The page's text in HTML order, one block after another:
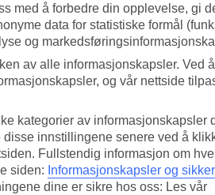
med å forbedre din opplevelse, gi
data for statistiske formål
og
av alle informasjonskapsler. Ved
og vår nettside
kategorier av informasjonskapsler
innstillingene senere ved å
Fullstendig informasjon om
siden: Informasjonskapsler og
dine er sikre hos oss: Les vår